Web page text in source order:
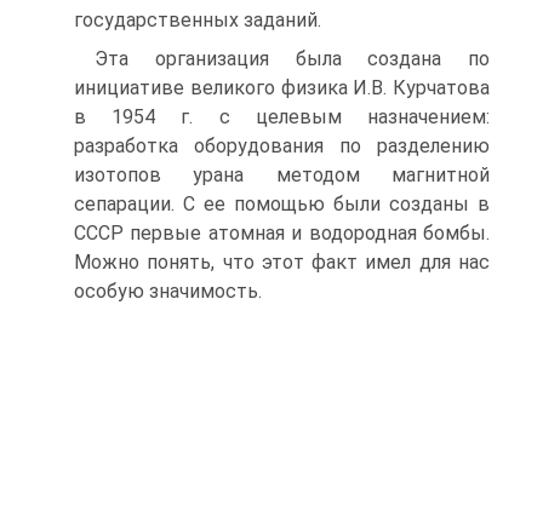
государственных заданий.
Эта организация была создана по
инициативе великого физика И.В. Курчатова
в 1954 г. с целевым назначением:
разработка оборудования по разделению
изотопов урана методом магнитной
сепарации. C ее помощью были созданы в
СССР первые атомная и водородная бомбы.
Можно понять, что этот факт имел для нас
особую значимость.